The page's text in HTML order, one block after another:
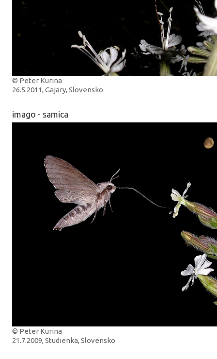
© Peter Kurina
26.5.2011, Gajary, Slovensko
imago - samica
© Peter Kurina
21.7.2009, Studienka, Slovensko